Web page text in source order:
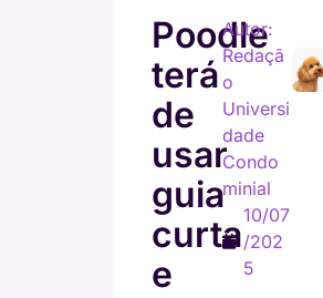
Poodle
terá
de
usar
guia
curta
e
Autor:
Redaçã
o
Universi
dade
Condo
minial
10/07
/202
5